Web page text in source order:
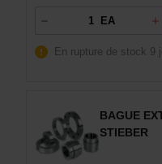
EA
En rupture de stock 9
BAGUE
STIEBER